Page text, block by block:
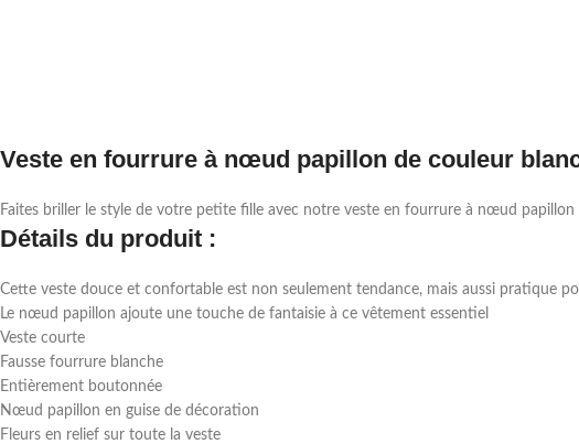
Veste en fourrure à nœud papillon de couleur
Faites briller le style de votre petite fille avec notre veste en fourrure à nœud
Détails du produit :
Cette veste douce et confortable est non seulement tendance, mais aussi pratique
Le nœud papillon ajoute une touche de fantaisie à ce vêtement essentiel
Veste courte
Fausse fourrure blanche
Entièrement boutonnée
Nœud papillon en guise de décoration
Fleurs en relief sur toute la veste